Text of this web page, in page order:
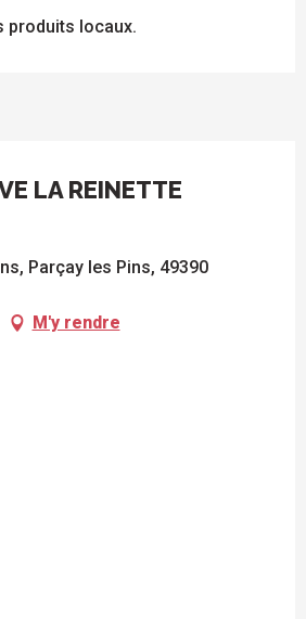
produits locaux.
LA REINETTE
Parçay les Pins, 49390
M'y rendre